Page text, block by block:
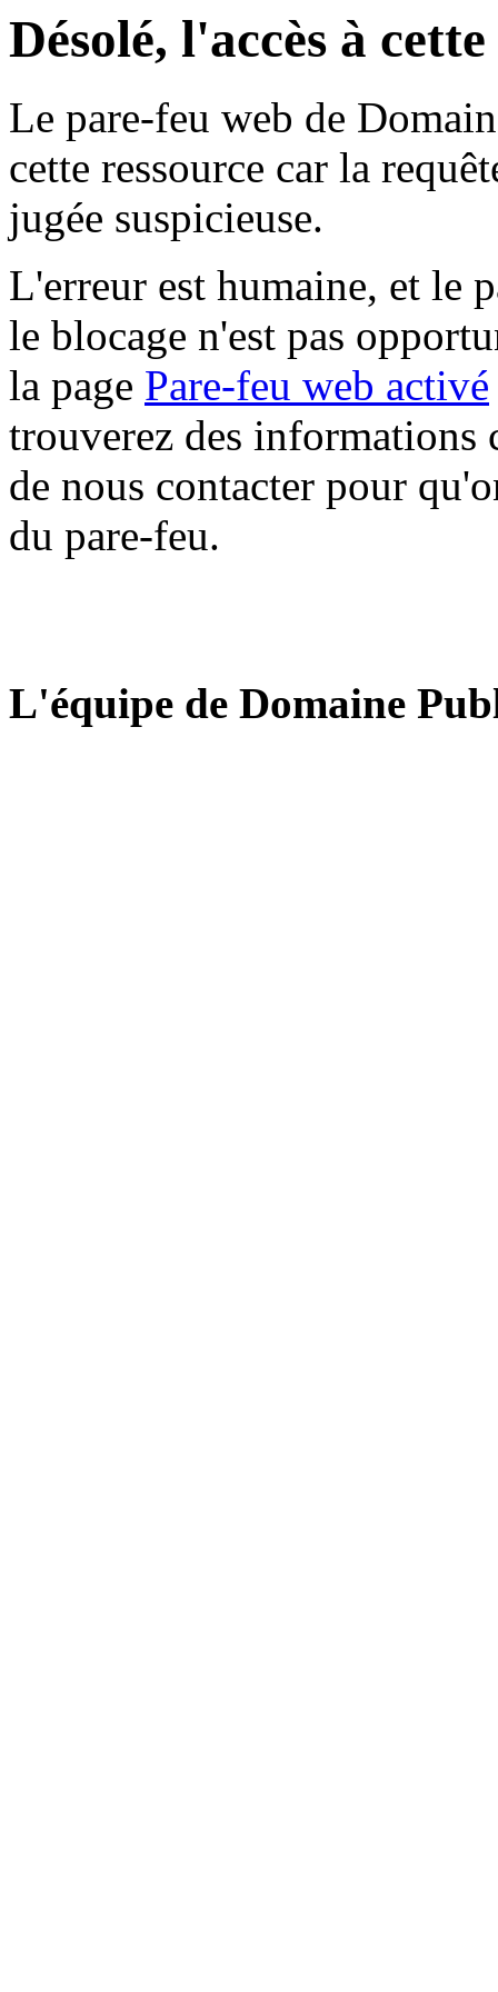
Désolé, l'accès à
Le pare-feu web de
cette ressource car la
jugée suspicieuse.
L'erreur est humaine, et le
le blocage n'est pas
la page Pare-feu web activé
trouverez des informations
de nous contacter pour
du pare-feu.
L'équipe de Domaine